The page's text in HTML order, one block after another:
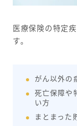
医療保険の特定
す。
がん以外の
死亡保障や
い方
まとまった